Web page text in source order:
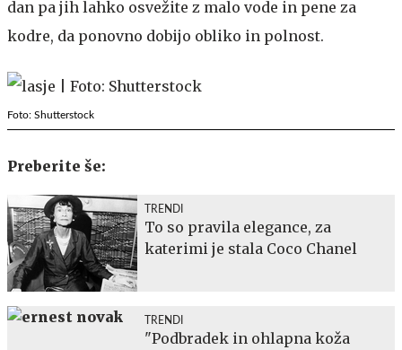
dan pa jih lahko osvežite z malo vode in pene za
kodre, da ponovno dobijo obliko in polnost.
Foto: Shutterstock
Preberite še:
TRENDI
To so pravila elegance, za
katerimi je stala Coco Chanel
TRENDI
"Podbradek in ohlapna koža